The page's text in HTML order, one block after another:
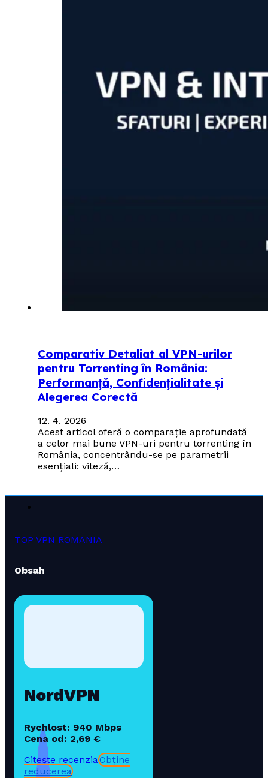
Comparativ Detaliat al VPN-urilor
pentru Torrenting în România:
Performanță, Confidențialitate și
Alegerea Corectă
12. 4. 2026
Acest articol oferă o comparație aprofundată
a celor mai bune VPN-uri pentru torrenting în
România, concentrându-se pe parametrii
esențiali: viteză,…
TOP VPN ROMANIA
Obsah
NordVPN
Rychlost: 940 Mbps
Cena od: 2,69 €
Citește recenziaObține
reducerea